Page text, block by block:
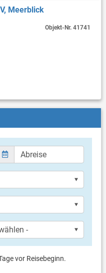
Meerblick
Objekt-Nr. 41741
vor Reisebeginn.